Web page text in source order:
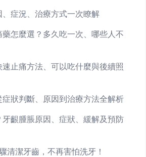
、症況、治療方式一次瞭解
藥怎麼選？多久吃一次、哪些人不
速止痛方法、可以吃什麼與後續照
症狀判斷、原因到治療方法全解析
牙齦腫脹原因、症狀、緩解及預防
清潔牙齒，不再害怕洗牙！